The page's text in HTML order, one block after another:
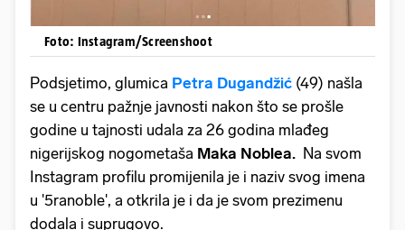
Foto: Instagram/Screenshoot
Podsjetimo, glumica Petra Dugandžić (49) našla
se u centru pažnje javnosti nakon što se prošle
godine u tajnosti udala za 26 godina mlađeg
nigerijskog nogometaša Maka Noblea. Na svom
Instagram profilu promijenila je i naziv svog imena
u '5ranoble', a otkrila je i da je svom prezimenu
dodala i suprugovo.